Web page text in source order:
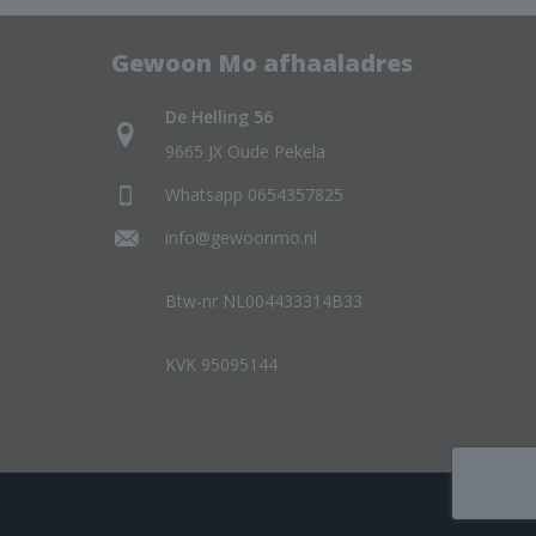
Gewoon Mo afhaaladres
De Helling 56
9665 JX Oude Pekela
Whatsapp 0654357825
info@gewoonmo.nl
Btw-nr NL004433314B33
KVK 95095144